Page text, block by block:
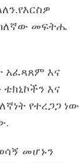
መፍትሔ
አፈጻጸም እና
እና
የተረጋጋ ነው
መሆኑን